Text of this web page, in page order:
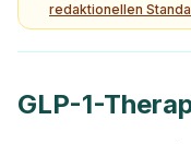
redaktionellen
GLP-1-